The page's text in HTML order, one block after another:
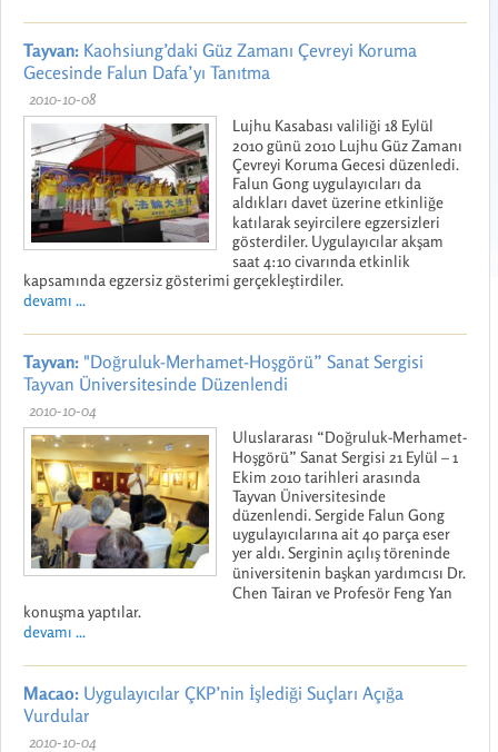
Tayvan: Kaohsiung’daki Güz Zamanı Çevreyi Koruma
Gecesinde Falun Dafa’yı Tanıtma
2010-10-08
Lujhu Kasabası valiliği 18 Eylül
2010 günü 2010 Lujhu Güz Zamanı
Çevreyi Koruma Gecesi düzenledi.
Falun Gong uygulayıcıları da
aldıkları davet üzerine etkinliğe
katılarak seyircilere egzersizleri
gösterdiler. Uygulayıcılar akşam
saat 4:10 civarında etkinlik
kapsamında egzersiz gösterimi gerçekleştirdiler.
devamı ...
Tayvan: "Doğruluk-Merhamet-Hoşgörü” Sanat Sergisi
Tayvan Üniversitesinde Düzenlendi
2010-10-04
Uluslararası “Doğruluk-Merhamet-
Hoşgörü” Sanat Sergisi 21 Eylül – 1
Ekim 2010 tarihleri arasında
Tayvan Üniversitesinde
düzenlendi. Sergide Falun Gong
uygulayıcılarına ait 40 parça eser
yer aldı. Serginin açılış töreninde
üniversitenin başkan yardımcısı Dr.
Chen Tairan ve Profesör Feng Yan
konuşma yaptılar.
devamı ...
Macao: Uygulayıcılar ÇKP’nin İşlediği Suçları Açığa
Vurdular
2010-10-04